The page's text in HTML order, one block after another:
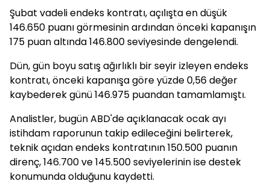
Şubat vadeli endeks kontratı, açılışta en düşük
146.650 puanı görmesinin ardından önceki kapanışın
175 puan altında 146.800 seviyesinde dengelendi.
Dün, gün boyu satış ağırlıklı bir seyir izleyen endeks
kontratı, önceki kapanışa göre yüzde 0,56 değer
kaybederek günü 146.975 puandan tamamlamıştı.
Analistler, bugün ABD'de açıklanacak ocak ayı
istihdam raporunun takip edileceğini belirterek,
teknik açıdan endeks kontratının 150.500 puanın
direnç, 146.700 ve 145.500 seviyelerinin ise destek
konumunda olduğunu kaydetti.